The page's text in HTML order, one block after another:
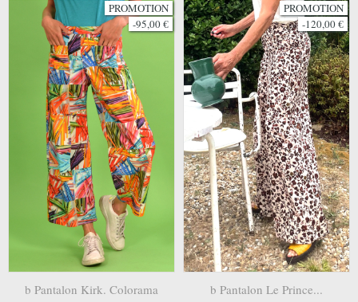
PROMOTION
-95,00 €
b Pantalon Kirk. Colorama
PROMOTION
-120,00 €
b Pantalon Le Prince...